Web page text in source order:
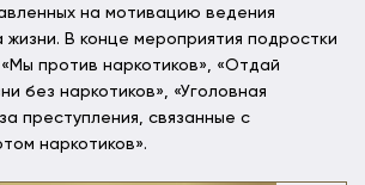
на мотивацию ведения
В конце мероприятия подростки
против наркотиков», «Отдай
без наркотиков», «Уголовная
преступления, связанные с
наркотиков».